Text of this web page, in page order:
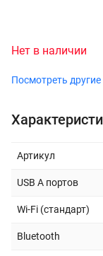
Нет в наличии
Посмотреть
Артикул
USB A портов
Wi-Fi (стандарт)
Bluetooth